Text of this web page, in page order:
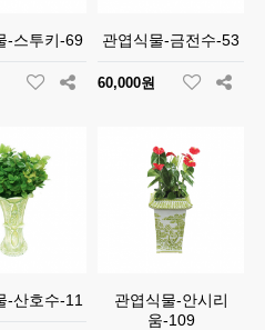
-스투키-69 관엽식물-금전수-53
60,000원
-산호수-11
관엽식물-안시리
움-109